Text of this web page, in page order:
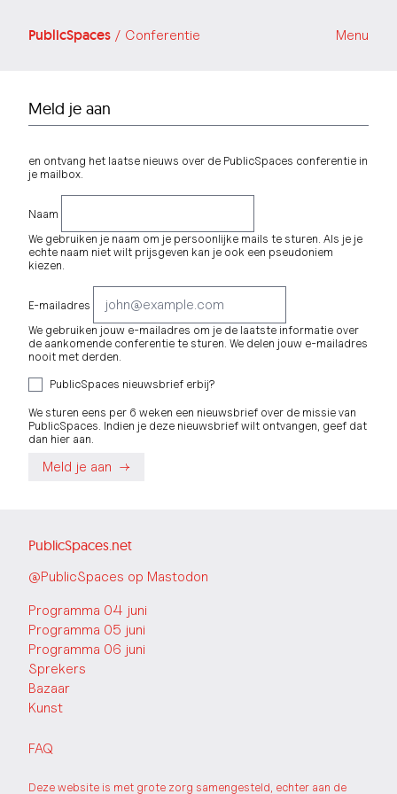
PublicSpaces / Conferentie Menu
Meld je aan
en ontvang het laatse nieuws over de PublicSpaces conferentie in
je mailbox.
Naam
We gebruiken je naam om je persoonlijke mails te sturen. Als je je
echte naam niet wilt prijsgeven kan je ook een pseudoniem
kiezen.
E-mailadres
We gebruiken jouw e-mailadres om je de laatste informatie over
de aankomende conferentie te sturen. We delen jouw e-mailadres
nooit met derden.
PublicSpaces nieuwsbrief erbij?
We sturen eens per 6 weken een nieuwsbrief over de missie van
PublicSpaces. Indien je deze nieuwsbrief wilt ontvangen, geef dat
dan hier aan.
Meld je aan
PublicSpaces.net
@PublicSpaces op Mastodon
Programma 04 juni
Programma 05 juni
Programma 06 juni
Sprekers
Bazaar
Kunst
FAQ
Deze website is met grote zorg samengesteld, echter aan de